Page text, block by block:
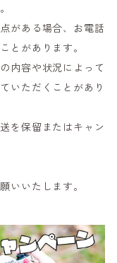
がある場合、お電話
とがあります。
内容や状況によって
いただくことがあり
を保留またはキャン
いいたします。